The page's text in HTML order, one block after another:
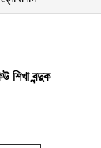
শিখা বন্দুক